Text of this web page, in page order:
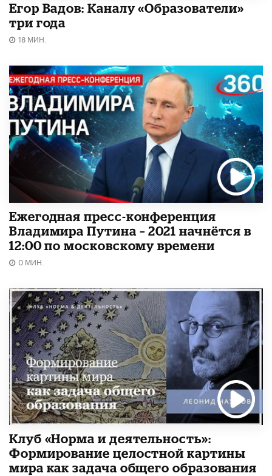
Егор Вадов: Каналу «Образователи»
три года
18 МИН.
Ежегодная пресс-конференция
Владимира Путина – 2021 начнётся в
12:00 по московскому времени
0 МИН.
Клуб «Норма и деятельность»:
Формирование целостной картины
мира как задача общего образования